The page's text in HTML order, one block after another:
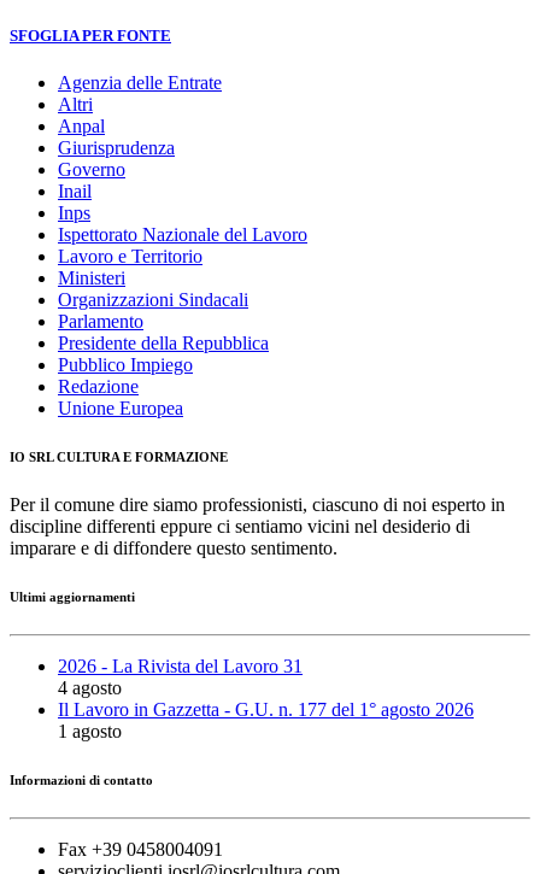
SFOGLIA PER FONTE
Agenzia delle Entrate
Altri
Anpal
Giurisprudenza
Governo
Inail
Inps
Ispettorato Nazionale del Lavoro
Lavoro e Territorio
Ministeri
Organizzazioni Sindacali
Parlamento
Presidente della Repubblica
Pubblico Impiego
Redazione
Unione Europea
IO SRL CULTURA E FORMAZIONE
Per il comune dire siamo professionisti, ciascuno di noi esperto in
discipline differenti eppure ci sentiamo vicini nel desiderio di
imparare e di diffondere questo sentimento.
Ultimi aggiornamenti
2026 - La Rivista del Lavoro 31
4 agosto
Il Lavoro in Gazzetta - G.U. n. 177 del 1° agosto 2026
1 agosto
Informazioni di contatto
Fax +39 0458004091